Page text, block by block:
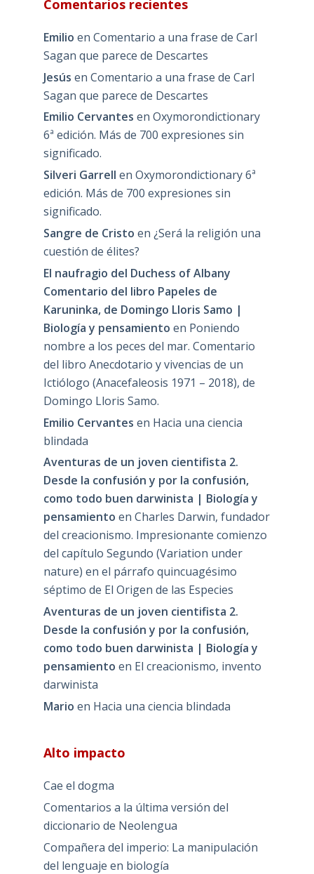
Comentarios recientes
Emilio en Comentario a una frase de Carl
Sagan que parece de Descartes
Jesús en Comentario a una frase de Carl
Sagan que parece de Descartes
Emilio Cervantes en Oxymorondictionary
6ª edición. Más de 700 expresiones sin
significado.
Silveri Garrell en Oxymorondictionary 6ª
edición. Más de 700 expresiones sin
significado.
Sangre de Cristo en ¿Será la religión una
cuestión de élites?
El naufragio del Duchess of Albany
Comentario del libro Papeles de
Karuninka, de Domingo Lloris Samo |
Biología y pensamiento en Poniendo
nombre a los peces del mar. Comentario
del libro Anecdotario y vivencias de un
Ictiólogo (Anacefaleosis 1971 – 2018), de
Domingo Lloris Samo.
Emilio Cervantes en Hacia una ciencia
blindada
Aventuras de un joven cientifista 2.
Desde la confusión y por la confusión,
como todo buen darwinista | Biología y
pensamiento en Charles Darwin, fundador
del creacionismo. Impresionante comienzo
del capítulo Segundo (Variation under
nature) en el párrafo quincuagésimo
séptimo de El Origen de las Especies
Aventuras de un joven cientifista 2.
Desde la confusión y por la confusión,
como todo buen darwinista | Biología y
pensamiento en El creacionismo, invento
darwinista
Mario en Hacia una ciencia blindada
Alto impacto
Cae el dogma
Comentarios a la última versión del
diccionario de Neolengua
Compañera del imperio: La manipulación
del lenguaje en biología